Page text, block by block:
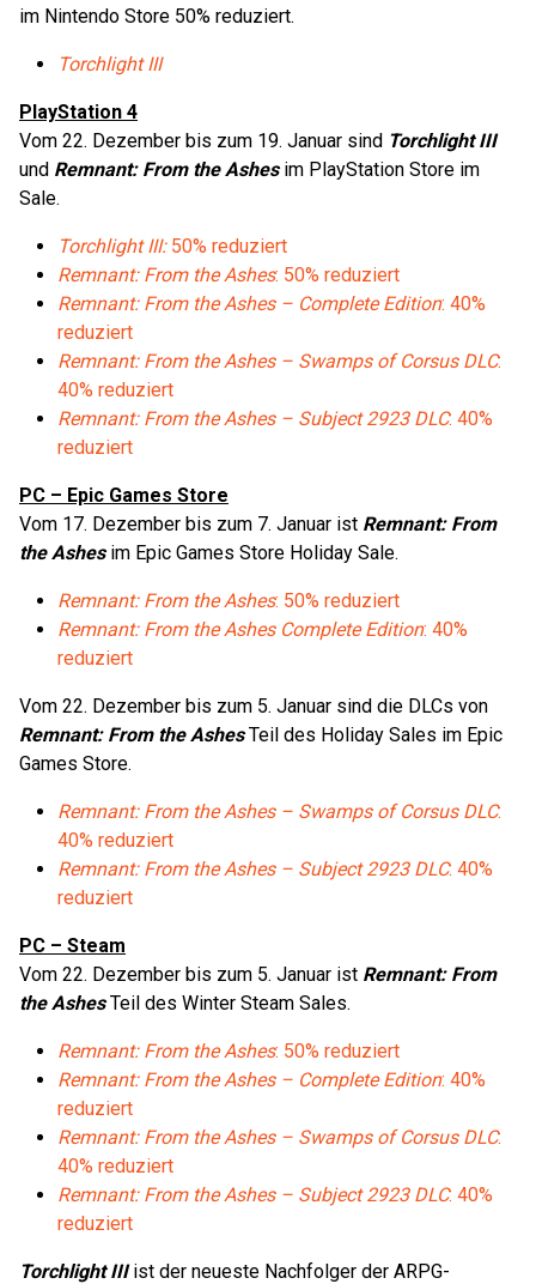
im Nintendo Store 50% reduziert.
Torchlight III
PlayStation 4
Vom 22. Dezember bis zum 19. Januar sind Torchlight III
und Remnant: From the Ashesim PlayStation Store im
Sale.
Torchlight III: 50% reduziert
Remnant: From the Ashes: 50% reduziert
Remnant: From the Ashes – Complete Edition: 40%
reduziert
Remnant: From the Ashes – Swamps of Corsus DLC:
40% reduziert
Remnant: From the Ashes – Subject 2923 DLC: 40%
reduziert
PC – Epic Games Store
Vom 17. Dezember bis zum 7. Januar ist Remnant: From
the Ashesim Epic Games Store Holiday Sale.
Remnant: From the Ashes: 50% reduziert
Remnant: From the Ashes Complete Edition: 40%
reduziert
Vom 22. Dezember bis zum 5. Januar sind die DLCs von
Remnant: From the AshesTeil des Holiday Sales im Epic
Games Store.
Remnant: From the Ashes – Swamps of Corsus DLC:
40% reduziert
Remnant: From the Ashes – Subject 2923 DLC: 40%
reduziert
PC – Steam
Vom 22. Dezember bis zum 5. Januar ist Remnant: From
the AshesTeil des Winter Steam Sales.
Remnant: From the Ashes: 50% reduziert
Remnant: From the Ashes – Complete Edition: 40%
reduziert
Remnant: From the Ashes – Swamps of Corsus DLC:
40% reduziert
Remnant: From the Ashes – Subject 2923 DLC: 40%
reduziert
Torchlight IIIist der neueste Nachfolger der ARPG-